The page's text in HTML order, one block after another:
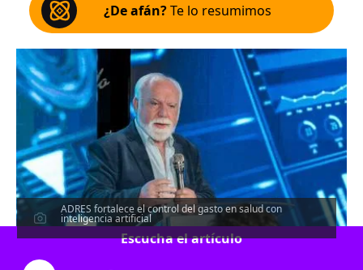
¿De afán?Te lo resumimos
ADRES fortalece el control del gasto en salud con
inteligencia artificial
Escucha el artículo